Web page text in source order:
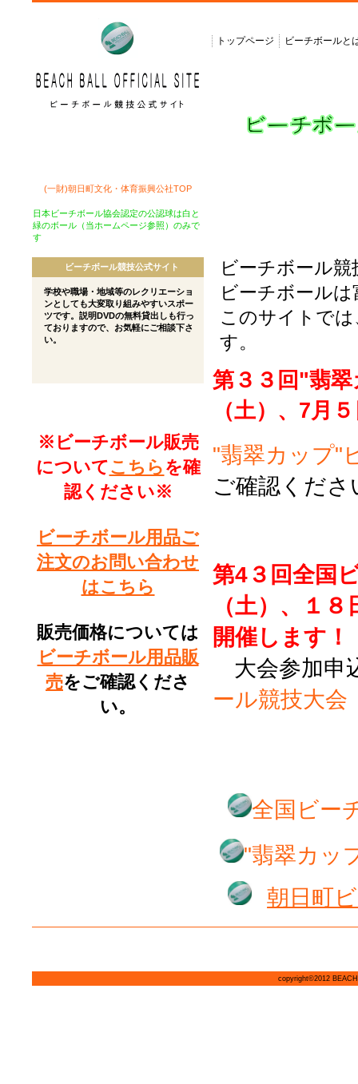
ビーチボール
ビーチボール
このサイトで
す。
第３３回"翡
（土）、7月
"翡翠カップ"
ご確認くださ
第4３回全国
（土）、１
開催します！
大会参加申
ール競技大
全国ビー
"翡翠カッ
朝日町
トップページ ビーチボールと
(一財)朝日町文化・体育振興公社TOP
日本ビーチボール協会認定の公認球は白と
緑のボール（当ホームページ参照）のみで
す
ビーチボール競技公式サイト
学校や職場・地域等のレクリエーショ
ンとしても大変取り組みやすいスポー
ツです。説明DVDの無料貸出しも行っ
ておりますので、お気軽にご相談下さ
い。
※ビーチボール販売
についてこちら を確
認ください※
ビーチボール用品ご
注文のお問い合わせ
はこちら
販売価格については
ビーチボール用品販
売をご確認くださ
い。
copyright©2012